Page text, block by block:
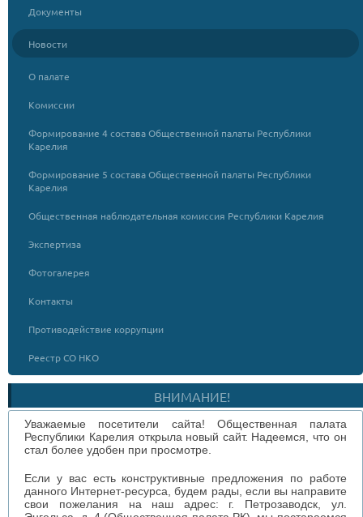
Документы
Новости
О палате
Комиссии
Формирование 4 состава Общественной палаты Республики
Карелия
Формирование 5 состава Общественной палаты Республики
Карелия
Общественная наблюдательная комиссия Республики Карелия
Экспертиза
Фотогалерея
Контакты
Противодействие коррупции
Реестр СО НКО
ВНИМАНИЕ!
Уважаемые посетители сайта! Общественная палата
Республики Карелия открыла новый сайт. Надеемся, что он
стал более удобен при просмотре.
Если у вас есть конструктивные предложения по работе
данного Интернет-ресурса, будем рады, если вы направите
свои пожелания на наш адрес: г. Петрозаводск, ул.